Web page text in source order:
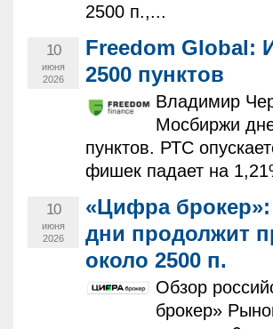
2500 п.,...
10
июня
2026
Freedom Global:
2500 пунктов
Владимир
Мосбиржи
пунктов. РТС
фишек падает на
10
июня
2026
«Цифра
дни продолжит
около 2500 п.
Обзор
брокер»